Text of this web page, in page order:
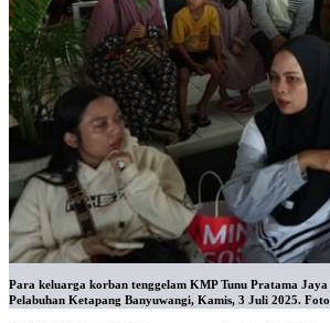
Para keluarga korban tenggelam KMP Tunu Pratama
Pelabuhan Ketapang Banyuwangi, Kamis, 3 Juli 2025.